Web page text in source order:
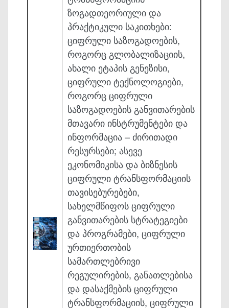
ზოგადთეორიული და
პრაქტიკული საკითხები:
ციფრული საზოგადოების,
როგორც გლობალიზაციის,
ახალი ეტაპის გენეზისი,
ციფრული ტექნოლოგიები,
როგორც ციფრული
საზოგადოების განვითარების
მთავარი ინსტრუმენტები და
ინფორმაცია – ძირითადი
რესურსები; ასევე
ეკონომიკისა და ბიზნესის
ციფრული ტრანსფორმაციის
თავისებურებები,
სახელმწიფოს ციფრული
განვითარების სტრატეგიები
და პროგრამები, ციფრული
ურთიერთობის
სამართლებრივი
რეგულირების, განათლებისა
და დასაქმების ციფრული
ტრანსფორმაციის, ციფრული